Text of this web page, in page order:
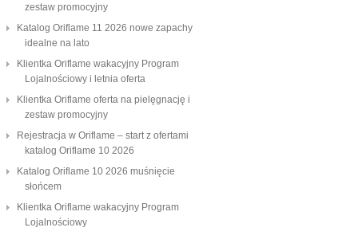
zestaw promocyjny
Katalog Oriflame 11 2026 nowe zapachy
idealne na lato
Klientka Oriflame wakacyjny Program
Lojalnościowy i letnia oferta
Klientka Oriflame oferta na pielęgnację i
zestaw promocyjny
Rejestracja w Oriflame – start z ofertami
katalog Oriflame 10 2026
Katalog Oriflame 10 2026 muśnięcie
słońcem
Klientka Oriflame wakacyjny Program
Lojalnościowy